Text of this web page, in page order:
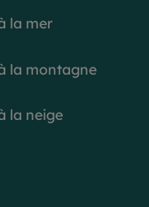
la mer
la montagne
la neige